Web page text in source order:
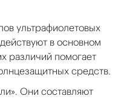
ультрафиолетовых
в основном
различий помогает
средств.
Они составляют